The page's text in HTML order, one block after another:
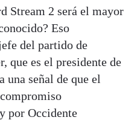
Stream 2 será el mayor
Eso
del partido de
que es el presidente de
una señal de que el
por Occidente